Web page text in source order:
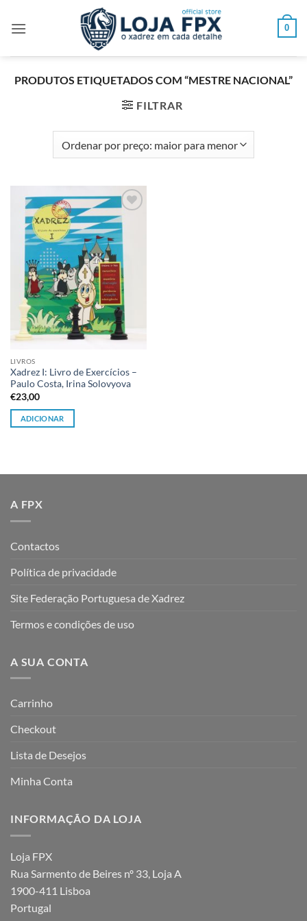
0
PRODUTOS ETIQUETADOS COM “MESTRE NACIONAL”
FILTRAR
Adicionar
à lista de
desejos
LIVROS
Xadrez I: Livro de Exercícios –
Paulo Costa, Irina Solovyova
€23,00
ADICIONAR
A FPX
Contactos
Política de privacidade
Site Federação Portuguesa de Xadrez
Termos e condições de uso
A SUA CONTA
Carrinho
Checkout
Lista de Desejos
Minha Conta
INFORMAÇÃO DA LOJA
Loja FPX
Rua Sarmento de Beires nº 33, Loja A
1900-411 Lisboa
Portugal